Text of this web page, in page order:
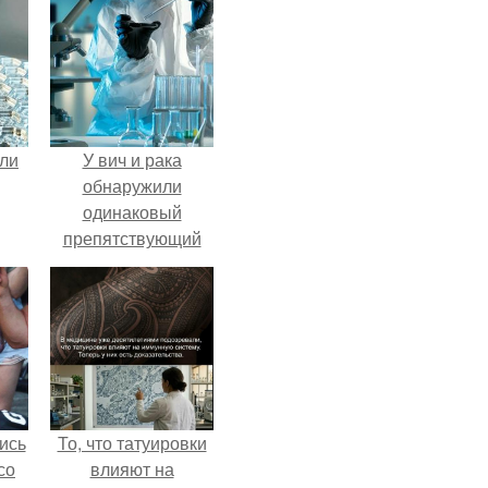
У вич и рака
обнаружили
одинаковый
препятствующий
лечению механизм.
То, что татуировки
влияют на